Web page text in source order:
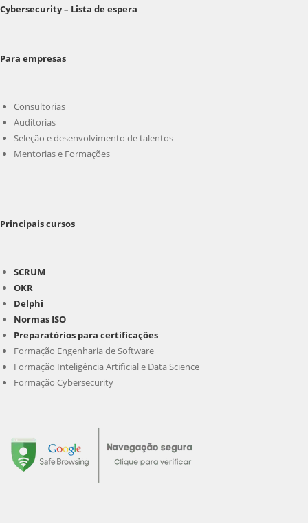
Cybersecurity – Lista de espera
Para empresas
Consultorias
Auditorias
Seleção e desenvolvimento de talentos
Mentorias e Formações
Principais cursos
SCRUM
OKR
Delphi
Normas ISO
Preparatórios para certificações
Formação Engenharia de Software
Formação Inteligência Artificial e Data Science
Formação Cybersecurity